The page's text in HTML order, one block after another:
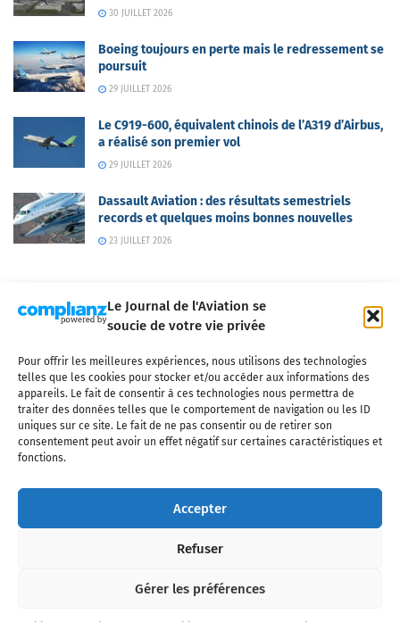
Le Journal de l'Aviation se
soucie de votre vie privée
Pour offrir les meilleures expériences, nous utilisons des technologies
telles que les cookies pour stocker et/ou accéder aux informations des
appareils. Le fait de consentir à ces technologies nous permettra de
traiter des données telles que le comportement de navigation ou les ID
uniques sur ce site. Le fait de ne pas consentir ou de retirer son
consentement peut avoir un effet négatif sur certaines caractéristiques et
fonctions.
Accepter
Refuser
Gérer les préférences
30 JUILLET 2026
Boeing toujours en perte mais le redressement se
poursuit
29 JUILLET 2026
Le C919-600, équivalent chinois de l’A319 d’Airbus,
a réalisé son premier vol
29 JUILLET 2026
Dassault Aviation : des résultats semestriels
records et quelques moins bonnes nouvelles
23 JUILLET 2026
Qui sommes-nous ? Nous contacter
Partenaires
Mentions légales
CGV Politique de confidentialité Cookies
l'industrie aéronautique, l'aviation commerciale, l'aviation d'affaires, les
civils, l'aéronautique de défense et l'industrie spatiale. Toute reproduction,
interdite sans autorisation écrite spécifique du Journal de l’Aviation.